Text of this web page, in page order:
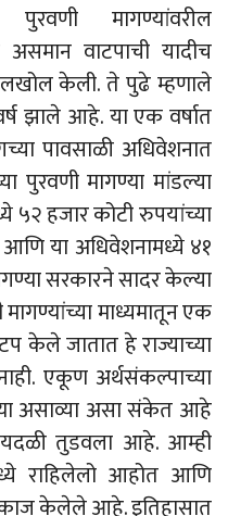
पुरवणी मागण्यांवरील
असमान वाटपाची यादीच
केली. ते पुढे म्हणाले
झाले आहे. या एक वर्षात
पावसाळी अधिवेशनात
मागण्या मांडल्या
५२ हजार कोटी रुपयांच्या
आणि या अधिवेशनामध्ये ४१
सरकारने सादर केल्या
माध्यमातून एक
केले जातात हे राज्याच्या
एकूण अर्थसंकल्पाच्या
असाव्या असा संकेत आहे
तुडवला आहे. आम्ही
राहिलेलो आहोत आणि